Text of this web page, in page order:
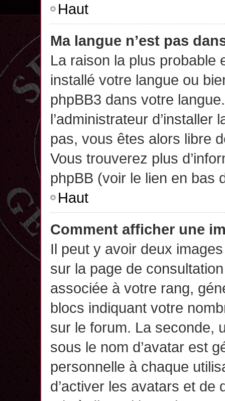
Haut
Ma langue n’est pas
La raison la plus probable
installé votre langue ou
phpBB3 dans votre
l’administrateur d’installer
pas, vous êtes alors libre
Vous trouverez plus
phpBB (voir le lien en bas
Haut
Comment afficher une
Il peut y avoir deux
sur la page de
associée à votre rang,
blocs indiquant votre
sur le forum. La seconde,
sous le nom d’avatar est
personnelle à chaque
d’activer les avatars et de